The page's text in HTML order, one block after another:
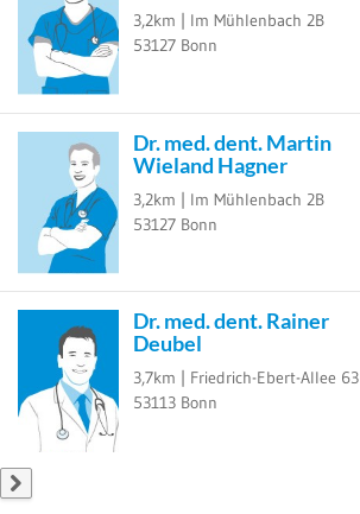
3,2km | Im Mühlenbach 2B
53127 Bonn
Dr. med. dent. Martin
Wieland Hagner
3,2km | Im Mühlenbach 2B
53127 Bonn
Dr. med. dent. Rainer
Deubel
3,7km | Friedrich-Ebert-Allee 63
53113 Bonn